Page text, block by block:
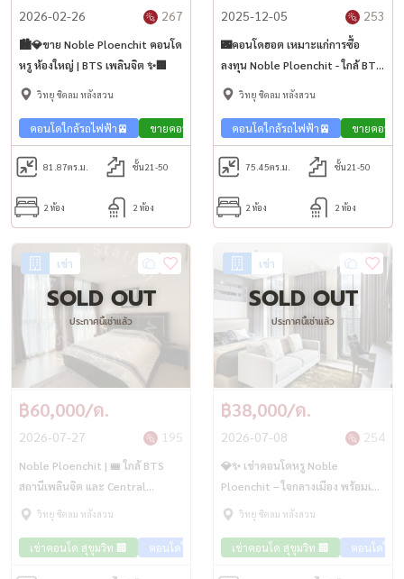
2026-02-26 267
🏙️💎ขาย Noble Ploenchit คอนโด
หรู ห้องใหญ่ | BTS เพลินจิต ✨🏢
วิทยุ ชิดลม หลังสวน
คอนโดใกล้รถไฟฟ้า🚈 ขายคอนโด สุขุมวิท 🏢
81.87ตร.ม. ชั้น21-50
2 ห้อง 2 ห้อง
2025-12-05 253
🌃คอนโดฮอต เหมาะแก่การซื้อ
ลงทุน Noble Ploenchit - ใกล้ BTS
และ MRT เพลินจิต🚅🏢
วิทยุ ชิดลม หลังสวน
คอนโดใกล้รถไฟฟ้า🚈 ขายคอนโ
75.45ตร.ม. ชั้น21-50
2 ห้อง 2 ห้อง
เช่า
SOLD OUT
ประกาศนี้เช่าแล้ว
฿60,000/ด.
2026-07-27 195
Noble Ploenchit | 🚝 ใกล้ BTS
สถานีเพลินจิต และ Central
Embassy
วิทยุ ชิดลม หลังสวน
เช่าคอนโด สุขุมวิท 🏢 คอนโดใกล้รถไฟฟ้า🚈
เช่า
SOLD OUT
ประกาศนี้เช่าแล้ว
฿38,000/ด.
2026-07-08 254
💎✨ เช่าคอนโดหรู Noble
Ploenchit – ใจกลางเมือง พร้อมเข้า
อยู่!
วิทยุ ชิดลม หลังสวน
เช่าคอนโด สุขุมวิท 🏢 คอนโดใก